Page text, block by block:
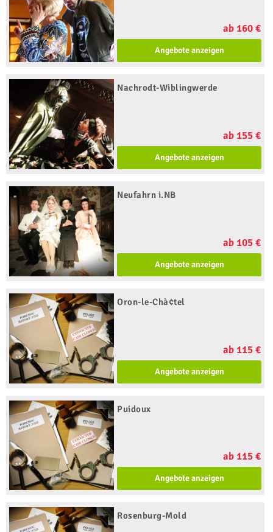
ab 160 €
Angebote anzeigen
Nachrodt-Wiblingwerde
ab 155 €
Angebote anzeigen
Neufahrn i.NB
ab 105 €
Angebote anzeigen
Oron-le-Chà¢tel
ab 115 €
Angebote anzeigen
Puidoux
ab 115 €
Angebote anzeigen
Rosenburg-Mold